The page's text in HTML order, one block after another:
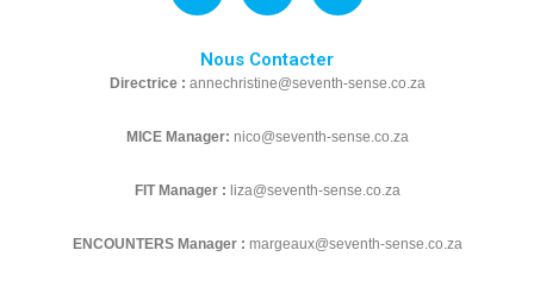
o
k
-
i
n
a
m
Nous Contacter
Directrice : annechristine@seventh-sense.co.za
MICE Manager: nico@seventh-sense.co.za
FIT Manager : liza@seventh-sense.co.za
ENCOUNTERS Manager : margeaux@seventh-sense.co.za